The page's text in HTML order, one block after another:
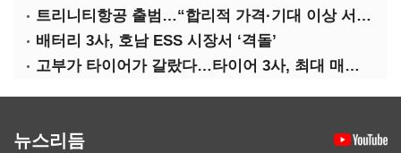
트리니티항공 출범…“합리적 가격·기대 이상 서비스로 승부”
배터리 3사, 호남 ESS 시장서 ‘격돌’
고부가 타이어가 갈랐다…타이어 3사, 최대 매출에도 영업익 희비
뉴스리듬